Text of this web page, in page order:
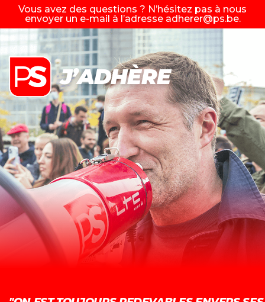
Vous avez des questions ? N’hésitez pas à nous
envoyer un e-mail à l’adresse adherer@ps.be.
J’ADHÈRE